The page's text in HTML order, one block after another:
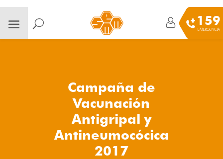
159
EMERGENCIA
Campaña de
Vacunación
Antigripal y
Antineumocócica
2017